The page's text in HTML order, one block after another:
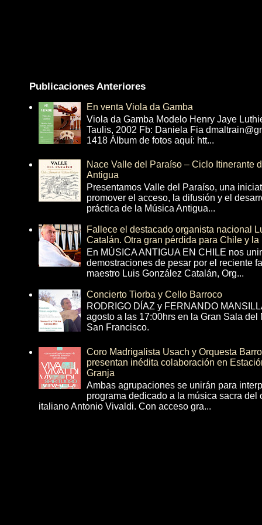
Publicaciones Anteriores
En venta Viola da Gamba
Viola da Gamba Modelo Henry Jaye
Taulis, 2002 Fb: Daniela Fia
1418 Álbum de fotos aquí: htt...
Nace Valle del Paraíso – Ciclo Itinerante
Antigua
Presentamos Valle del Paraíso, una
promover el acceso, la difusión y el
práctica de la Música Antigua...
Fallece el destacado organista nacional
Catalán. Otra gran pérdida para Chile y la
En MÚSICA ANTIGUA EN CHILE nos
demostraciones de pesar por el reciente
maestro Luis González Catalán, Org...
Concierto Tiorba y Cello Barroco
RODRIGO DÍAZ y FERNANDO
agosto a las 17:00hrs en la Gran Sala
San Francisco.
Coro Madrigalista Usach y Orquesta
presentan inédita colaboración en
Granja
Ambas agrupaciones se unirán para
programa dedicado a la música sacra del
italiano Antonio Vivaldi. Con acceso gra...